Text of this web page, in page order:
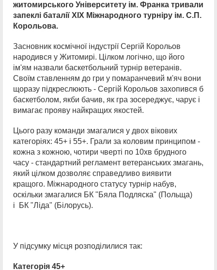
житомирського Університету ім. Франка тривали
запеклі баталії ХІХ Міжнародного турніру ім. С.П.
Корольова.
Засновник космічної індустрії Сергій Корольов
народився у Житомирі. Цілком логічно, що його
ім'ям назвали баскетбольний турнір ветеранів.
Своїм ставленням до гри у помаранчевий м'яч вони
щоразу підкреслюють - Сергій Корольов захопився б
баскетболом, якби бачив, як гра зосереджує, чарує і
вимагає прояву найкращих якостей.
Цього разу команди змагалися у двох вікових
категоріях: 45+ і 55+. Грали за коловим принципом -
кожна з кожною, чотири чверті по 10хв брудного
часу - стандартний регламент ветеранських змагань,
який цілком дозволяє справедливо виявити
кращого. Міжнародного статусу турнір набув,
оскільки змагалися БК "Бяла Подляска" (Польща)
і БК "Ліда" (Білорусь).
У підсумку місця розподілилися так:
Категорія 45+